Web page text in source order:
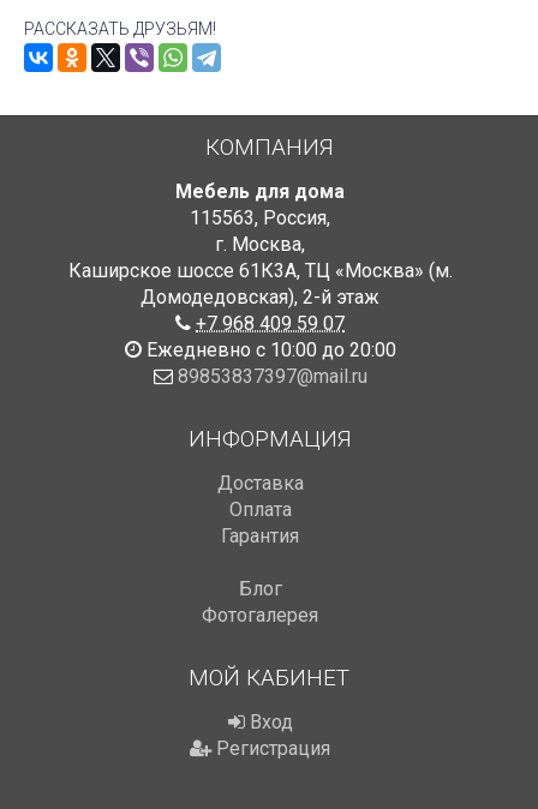
РАССКАЗАТЬ ДРУЗЬЯМ!
КОМПАНИЯ
Мебель для дома
115563, Россия,
г. Москва,
Каширское шоссе 61К3А, ТЦ «Москва» (м.
Домодедовская), 2-й этаж
+7 968 409 59 07
Ежедневно с 10:00 до 20:00
89853837397@mail.ru
ИНФОРМАЦИЯ
Доставка
Оплата
Гарантия
Блог
Фотогалерея
МОЙ КАБИНЕТ
Вход
Регистрация